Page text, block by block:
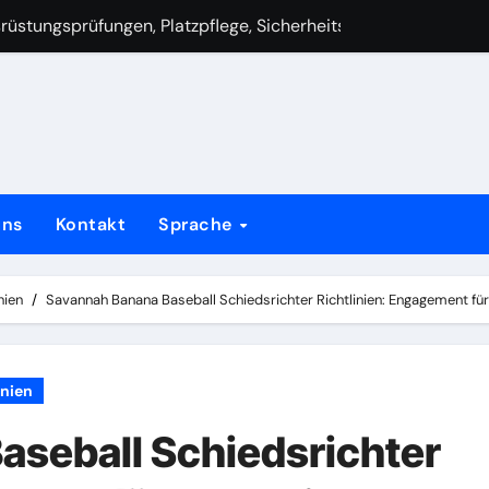
Platzpflege, Sicherheitsausrüstung
Richtlinien: Sicherheitsprotokolle,
Spielerverhalten, Interaktion mit dem
Lehrmomente, Führung
Richtlinien: Ausbildungsanforderungen,
Kontakt Sprache
Savannah Banana Baseball Schiedsrichter Richtlinien: Engagement
Schiedsrichter